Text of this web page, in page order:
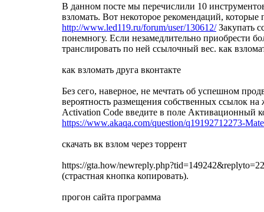
В данном посте мы перечислили 10
взломать. Вот некоторое рекомендаций,
http://www.led119.ru/forum/user/130612/Закупать
понемногу. Если незамедлительно приобрести
транслировать по ней ссылочный вес. как
как взломать друга вконтакте
Без сего, наверное, не мечтать об успешном
вероятность размещения собственных ссылок
Activation Code введите в поле Активационный
https://www.akaqa.com/question/q19192712273-
скачать вк взлом через торрент
https://gta.how/
(страстная кнопка копировать).
прогон сайта программа